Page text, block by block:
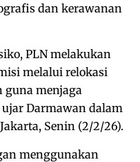
dan kerawanan
PLN melakukan
melalui relokasi
menjaga
Darmawan dalam
Senin (2/2/26).
menggunakan